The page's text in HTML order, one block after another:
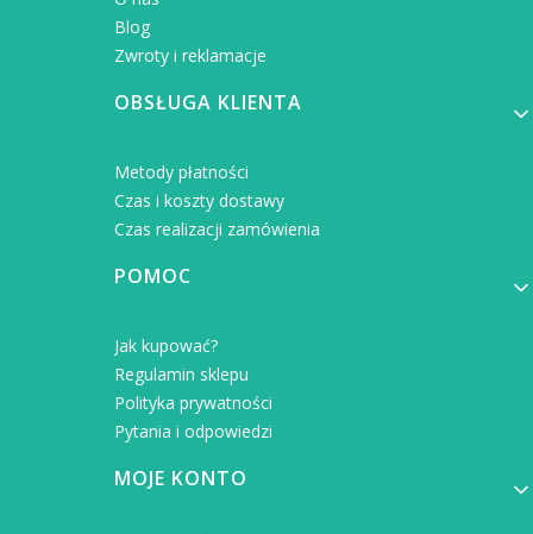
Blog
Zwroty i reklamacje
OBSŁUGA KLIENTA
Metody płatności
Czas i koszty dostawy
Czas realizacji zamówienia
POMOC
Jak kupować?
Regulamin sklepu
Polityka prywatności
Pytania i odpowiedzi
MOJE KONTO